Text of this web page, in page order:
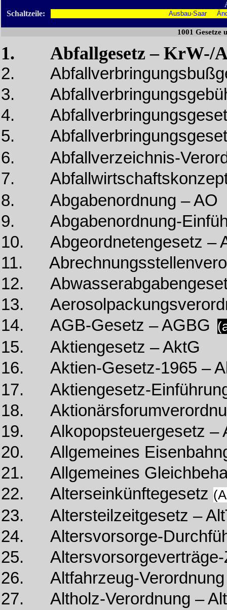
Schaltzeile:
Ausbau-Saar
1001 Gesetze
1. Abfallgesetz – KrW-/
2.
3.
4.
5.
6. Abfallverzeichnis-
7.
8. Abgabenordnung – AO
9. Abgabenordnung-
10. Abgeordnetengesetz –
11.
12.
13.
14. AGB-Gesetz – AGBG
15. Aktiengesetz – AktG
16. Aktien-Gesetz-1965 –
17. Aktiengesetz-
18.
19. Alkopopsteuergesetz –
20. Allgemeines
21. Allgemeines
22. Alterseinkünftegesetz
23. Altersteilzeitgesetz –
24. Altersvorsorge-
25. Altersvorsorgeverträge-
26. Altfahrzeug-Verordnung
27. Altholz-Verordnung –